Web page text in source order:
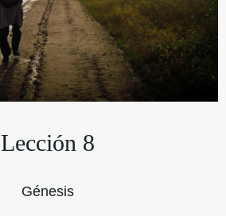
Lección 8
Génesis